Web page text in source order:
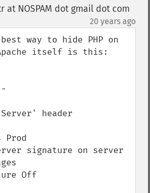
at NOSPAM dot gmail dot com
20 years ago
way to hide PHP on
Apache itself is this:
header
Prod
signature on server
Off